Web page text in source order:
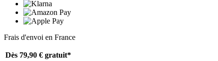
Frais d'envoi en France
Dès 79,90 € gratuit*